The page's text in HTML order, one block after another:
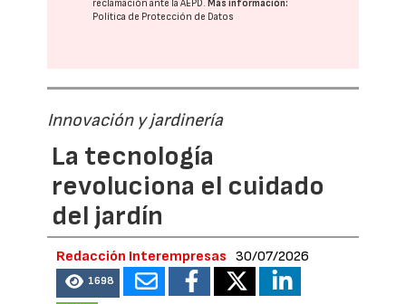
reclamación ante laAEPD. Más información:
Política de Protección de Datos
Innovación y jardinería
La tecnología
revoluciona el cuidado
del jardín
Redacción Interempresas 30/07/2026
1698